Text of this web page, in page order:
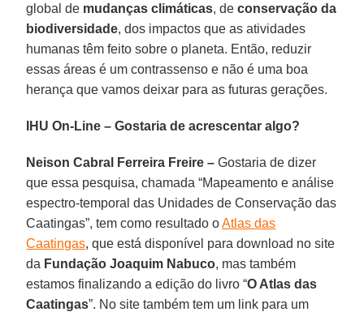
global de mudanças climáticas, deconservação da
biodiversidade, dos impactos que as atividades
humanas têm feito sobre o planeta. Então, reduzir
essas áreas é um contrassenso e não é uma boa
herança que vamos deixar para as futuras gerações.
IHU On-Line – Gostaria de acrescentar algo?
Neison Cabral Ferreira Freire – Gostaria de dizer
que essa pesquisa, chamada “Mapeamento e análise
espectro-temporal das Unidades de Conservação das
Caatingas”, tem como resultado oAtlas das
Caatingas, que está disponível para download no site
da Fundação Joaquim Nabuco, mas também
estamos finalizando a edição do livro “O Atlas das
Caatingas”. No site também tem um link para um